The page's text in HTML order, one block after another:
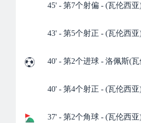
45' - 第7个射偏 - (瓦伦西亚
43' - 第5个射正 - (瓦伦西亚
40' - 第2个进球 - 洛佩斯(
40' - 第4个射正 - (瓦伦西亚
37' - 第2个角球 - (瓦伦西亚